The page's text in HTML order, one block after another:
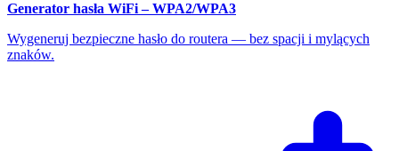
Generator hasła WiFi – WPA2/WPA3
Wygeneruj bezpieczne hasło do routera — bez spacji i mylących
znaków.